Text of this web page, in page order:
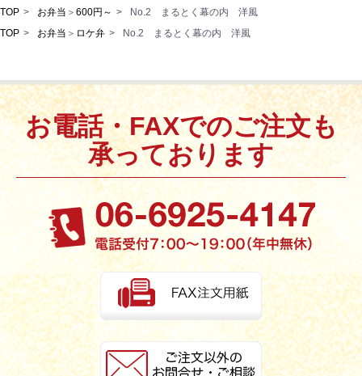
お買い物を続ける カートへ進む
TOP お弁当 ＞ 600円～
No.2 まるとく幕の内 洋風
TOP
お弁当 ＞ ロケ弁 No.2 まるとく幕の内 洋風
お電話・FAXでのご注文も
承っております